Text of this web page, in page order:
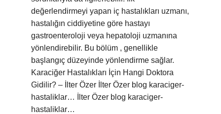
değerlendirmeyi yapan iç hastalıkları uzmanı,
hastalığın ciddiyetine göre hastayı
gastroenteroloji veya hepatoloji uzmanına
yönlendirebilir. Bu bölüm , genellikle
başlangıç düzeyinde yönlendirme sağlar.
Karaciğer Hastalıkları İçin Hangi Doktora
Gidilir? – İlter Özer İlter Özer blog karaciger-
hastaliklar… İlter Özer blog karaciger-
hastaliklar…